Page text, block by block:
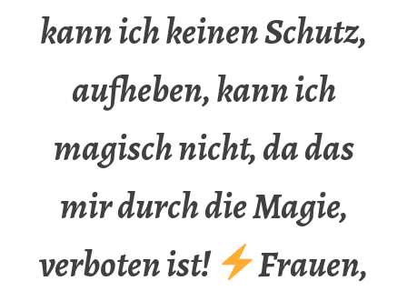
kann ich keinen Schutz,
aufheben, kann ich
magisch nicht, da das
mir durch die Magie,
verboten ist!
Frauen,